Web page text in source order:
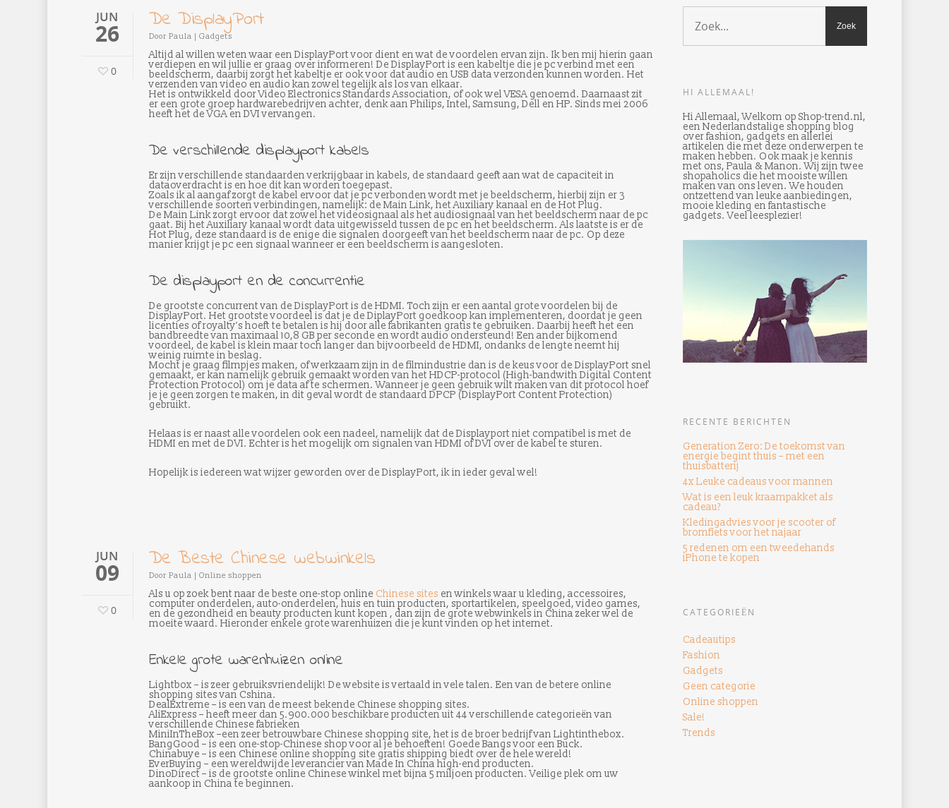
JUN
26
0
De DisplayPort
Door Paula | Gadgets
Altijd al willen weten waar een DisplayPort voor dient en wat de voordelen ervan zijn. Ik ben mij hierin gaan
verdiepen en wil jullie er graag over informeren! De DisplayPort is een kabeltje die je pc verbind met een
beeldscherm, daarbij zorgt het kabeltje er ook voor dat audio en USB data verzonden kunnen worden. Het
verzenden van video en audio kan zowel tegelijk als los van elkaar.
Het is ontwikkeld door Video Electronics Standards Association, of ook wel VESA genoemd. Daarnaast zit
er een grote groep hardwarebedrijven achter, denk aan Philips, Intel, Samsung, Dell en HP. Sinds mei 2006
heeft het de VGA en DVI vervangen.
De verschillende displayport kabels
Er zijn verschillende standaarden verkrijgbaar in kabels, de standaard geeft aan wat de capaciteit in
dataoverdracht is en hoe dit kan worden toegepast.
Zoals ik al aangaf zorgt de kabel ervoor dat je pc verbonden wordt met je beeldscherm, hierbij zijn er 3
verschillende soorten verbindingen, namelijk: de Main Link, het Auxiliary kanaal en de Hot Plug.
De Main Link zorgt ervoor dat zowel het videosignaal als het audiosignaal van het beeldscherm naar de pc
gaat. Bij het Auxiliary kanaal wordt data uitgewisseld tussen de pc en het beeldscherm. Als laatste is er de
Hot Plug, deze standaard is de enige die signalen doorgeeft van het beeldscherm naar de pc. Op deze
manier krijgt je pc een signaal wanneer er een beeldscherm is aangesloten.
De displayport en de concurrentie
De grootste concurrent van de DisplayPort is de HDMI. Toch zijn er een aantal grote voordelen bij de
DisplayPort. Het grootste voordeel is dat je de DiplayPort goedkoop kan implementeren, doordat je geen
licenties of royalty’s hoeft te betalen is hij door alle fabrikanten gratis te gebruiken. Daarbij heeft het een
bandbreedte van maximaal 10,8 GB per seconde en wordt audio ondersteund! Een ander bijkomend
voordeel, de kabel is klein maar toch langer dan bijvoorbeeld de HDMI, ondanks de lengte neemt hij
weinig ruimte in beslag.
Mocht je graag filmpjes maken, of werkzaam zijn in de filmindustrie dan is de keus voor de DisplayPort snel
gemaakt, er kan namelijk gebruik gemaakt worden van het HDCP-protocol (High-bandwith Digital Content
Protection Protocol) om je data af te schermen. Wanneer je geen gebruik wilt maken van dit protocol hoef
je je geen zorgen te maken, in dit geval wordt de standaard DPCP (DisplayPort Content Protection)
gebruikt.
Helaas is er naast alle voordelen ook een nadeel, namelijk dat de Displayport niet compatibel is met de
HDMI en met de DVI. Echter is het mogelijk om signalen van HDMI of DVI over de kabel te sturen.
Hopelijk is iedereen wat wijzer geworden over de DisplayPort, ik in ieder geval wel!
JUN
09
0
De Beste Chinese webwinkels
Door Paula | Online shoppen
Als u op zoek bent naar de beste one-stop online Chinese sites en winkels waar u kleding, accessoires,
computer onderdelen, auto-onderdelen, huis en tuin producten, sportartikelen, speelgoed, video games,
en de gezondheid en beauty producten kunt kopen , dan zijn de grote webwinkels in China zeker wel de
moeite waard. Hieronder enkele grote warenhuizen die je kunt vinden op het internet.
Enkele grote warenhuizen online
Lightbox – is zeer gebruiksvriendelijk! De website is vertaald in vele talen. Een van de betere online
shopping sites van Cshina.
DealExtreme – is een van de meest bekende Chinese shopping sites.
AliExpress – heeft meer dan 5.900.000 beschikbare producten uit 44 verschillende categorieën van
verschillende Chinese fabrieken
MiniInTheBox –een zeer betrouwbare Chinese shopping site, het is de broer bedrijf van Lightinthebox.
BangGood – is een one-stop-Chinese shop voor al je behoeften! Goede Bangs voor een Buck.
Chinabuye – is een Chinese online shopping site gratis shipping biedt over de hele wereld!
EverBuying – een wereldwijde leverancier van Made In China high-end producten.
DinoDirect – is de grootste online Chinese winkel met bijna 5 miljoen producten. Veilige plek om uw
aankoop in China te beginnen.
HI ALLEMAAL!
Hi Allemaal, Welkom op Shop-trend.nl,
een Nederlandstalige shopping blog
over fashion, gadgets en allerlei
artikelen die met deze onderwerpen te
maken hebben. Ook maak je kennis
met ons, Paula & Manon. Wij zijn twee
shopaholics die het mooiste willen
maken van ons leven. We houden
ontzettend van leuke aanbiedingen,
mooie kleding en fantastische
gadgets. Veel leesplezier!
RECENTE BERICHTEN
Generation Zero: De toekomst van
energie begint thuis – met een
thuisbatterij
4x Leuke cadeaus voor mannen
Wat is een leuk kraampakket als
cadeau?
Kledingadvies voor je scooter of
bromfiets voor het najaar
5 redenen om een ​​tweedehands
iPhone te kopen
CATEGORIEËN
Cadeautips
Fashion
Gadgets
Geen categorie
Online shoppen
Sale!
Trends